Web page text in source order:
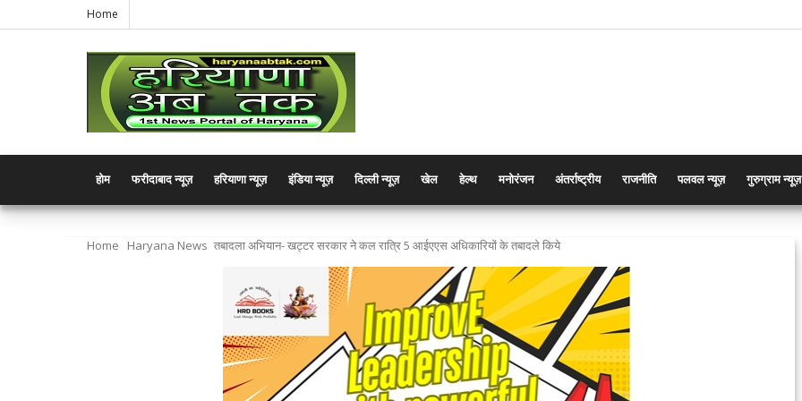
Home
होम फरीदाबाद न्यूज़ हरियाणा न्यूज़ इंडिया न्यूज़ दिल्ली न्यूज़ खेल हेल्थ मनोरंजन अंतर्राष्ट्रीय राजनीति पलवल न्यूज़ गुरुग्राम न्यूज़
Home Haryana News तबादला अभियान- खट्टर सरकार ने कल रात्रि 5 आईएएस अधिकारियों के तबादले किये